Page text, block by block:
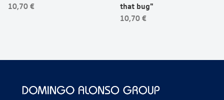
10,70 €
that bug"
10,70 €